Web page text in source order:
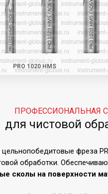
ПРОФЕССИОНАЛЬНАЯ
для чистовой
фреза
обработки.
сколы на поверхности
PRO 1020 HMS